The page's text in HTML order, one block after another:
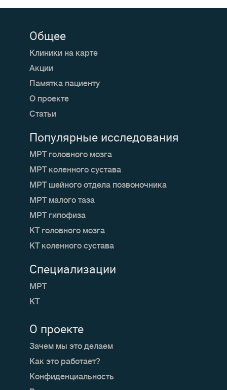
О проекте
Зачем мы это делаем
Как это работает?
Конфиденциальность
Общее
Клиники на карте
Акции
Памятка пациенту
О проекте
Статьи
Специализации
МРТ
КТ
Популярные исследования
МРТ головного мозга
МРТ коленного сустава
МРТ шейного отдела позвоночника
МРТ малого таза
МРТ гипофиза
КТ головного мозга
КТ коленного сустава